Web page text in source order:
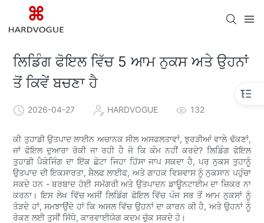
ਲਿਡਿੰਗ ਫੋਇਲ ਵਿੱਚ 5 ਆਮ ਨੁਕਸ ਅਤੇ ਉਹਨਾਂ
ਤੋਂ ਕਿਵੇਂ ਬਚਣਾ ਹੈ
2026-04-27 HARDVOGUE 132
ਕੀ ਤੁਹਾਡੀ ਉਤਪਾਦ ਲਾਈਨ ਅਚਾਨਕ ਸੀਲ ਅਸਫਲਤਾਵਾਂ, ਝੁਰੜੀਆਂ ਵਾਲੇ ਢੱਕਣਾਂ,
ਜਾਂ ਫੋਇਲ ਦੁਆਰਾ ਰੋਕੀ ਜਾ ਰਹੀ ਹੈ ਜੋ ਕਿ ਕੰਮ ਨਹੀਂ ਕਰਦੇ? ਲਿਡਿੰਗ ਫੋਇਲ
ਤੁਹਾਡੀ ਪੈਕੇਜਿੰਗ ਦਾ ਇੱਕ ਛੋਟਾ ਜਿਹਾ ਹਿੱਸਾ ਜਾਪ ਸਕਦਾ ਹੈ, ਪਰ ਨੁਕਸ ਤੁਹਾਨੂੰ
ਉਤਪਾਦ ਦੀ ਇਕਸਾਰਤਾ, ਸ਼ੈਲਫ ਲਾਈਫ, ਅਤੇ ਗਾਹਕ ਵਿਸ਼ਵਾਸ ਨੂੰ ਨੁਕਸਾਨ ਪਹੁੰਚਾ
ਸਕਦੇ ਹਨ - ਬਰਬਾਦ ਹੋਈ ਸਮੱਗਰੀ ਅਤੇ ਉਤਪਾਦਨ ਡਾਊਨਟਾਈਮ ਦਾ ਜ਼ਿਕਰ ਨਾ
ਕਰਨਾ। ਇਸ ਲੇਖ ਵਿੱਚ ਅਸੀਂ ਲਿਡਿੰਗ ਫੋਇਲ ਵਿੱਚ ਪੰਜ ਸਭ ਤੋਂ ਆਮ ਨੁਕਸਾਂ ਨੂੰ
ਤੋੜਦੇ ਹਾਂ, ਸਮਝਾਉਂਦੇ ਹਾਂ ਕਿ ਅਸਲ ਵਿੱਚ ਉਹਨਾਂ ਦਾ ਕਾਰਨ ਕੀ ਹੈ, ਅਤੇ ਉਹਨਾਂ ਨੂੰ
ਰੋਕਣ ਲਈ ਤੁਸੀਂ ਸਿੱਧੇ, ਕਾਰਵਾਈਯੋਗ ਕਦਮ ਚੁੱਕ ਸਕਦੇ ਹੋ।